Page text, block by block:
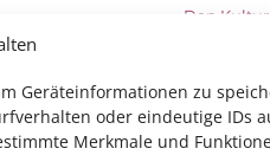
Geräteinformationen zu
oder eindeutige IDs
Merkmale und
Den
es
dem